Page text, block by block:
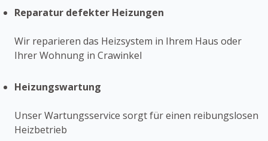
Reparatur defekter Heizungen
Wir reparieren das Heizsystem in Ihrem Haus oder
Ihrer Wohnung in Crawinkel
Heizungswartung
Unser Wartungsservice sorgt für einen reibungslosen
Heizbetrieb